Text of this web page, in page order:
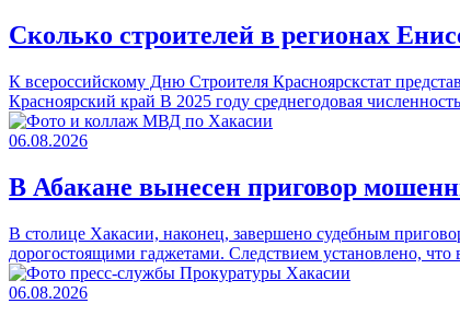
Сколько строителей в регионах
К всероссийскому Дню Строителя Красноярскстат
Красноярский край В 2025 году среднегодовая
06.08.2026
В Абакане вынесен приговор
В столице Хакасии, наконец, завершено судебным
дорогостоящими гаджетами. Следствием установлено,
06.08.2026